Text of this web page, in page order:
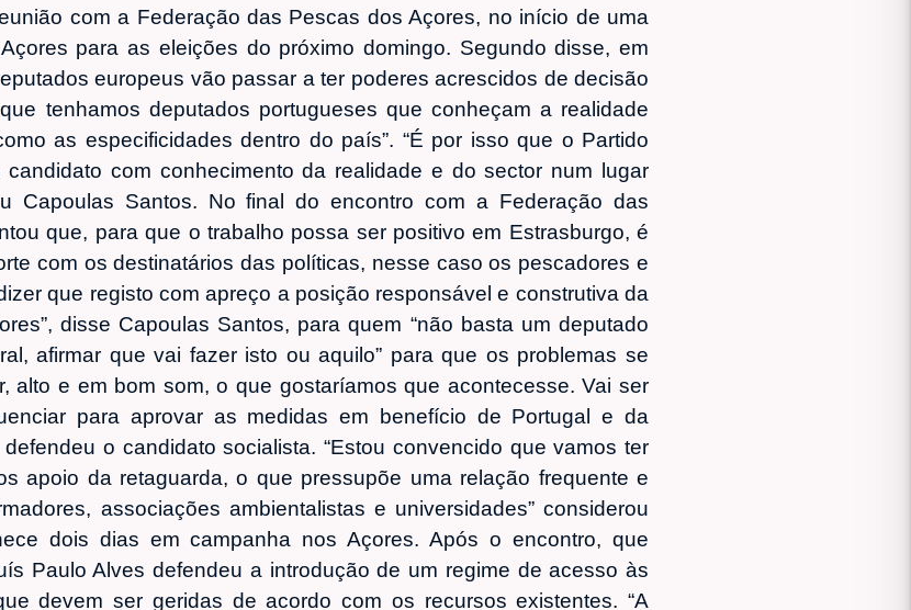
com a Federação das Pescas dos Açores, no início de uma
para as eleições do próximo domingo. Segundo disse, em
europeus vão passar a ter poderes acrescidos de decisão
tenhamos deputados portugueses que conheçam a realidade
as especificidades dentro do país”. “É por isso que o Partido
com conhecimento da realidade e do sector num lugar
Capoulas Santos. No final do encontro com a Federação das
que, para que o trabalho possa ser positivo em Estrasburgo, é
com os destinatários das políticas, nesse caso os pescadores e
que registo com apreço a posição responsável e construtiva da
disse Capoulas Santos, para quem “não basta um deputado
afirmar que vai fazer isto ou aquilo” para que os problemas se
alto e em bom som, o que gostaríamos que acontecesse. Vai ser
para aprovar as medidas em benefício de Portugal e da
o candidato socialista. “Estou convencido que vamos ter
apoio da retaguarda, o que pressupõe uma relação frequente e
associações ambientalistas e universidades” considerou
dois dias em campanha nos Açores. Após o encontro, que
Paulo Alves defendeu a introdução de um regime de acesso às
devem ser geridas de acordo com os recursos existentes. “A